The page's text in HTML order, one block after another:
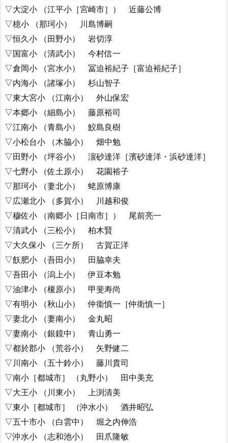
▽大淀小 （江平小［宮崎市］） 近藤公博
▽檍小 （那珂小） 川島博嗣
▽恒久小 （田野小） 岩切淳
▽国富小 （清武小） 今村信一
▽倉岡小 （宮水小） 冨迫裕紀子［富迫裕紀子］
▽内海小 （諸塚小） 杉山智子
▽東大宮小 （江南小） 外山保宏
▽本郷小 （細島小） 藤原裕司
▽江南小 （青島小） 鮫島良樹
▽小松台小 （木脇小） 畑中勉
▽田野小 （坪谷小） 濵砂達洋［濱砂達洋・浜砂達洋］
▽七野小 （佐土原小） 花園裕子
▽那珂小 （妻北小） 蛯原博康
▽広瀬北小 （多賀小） 川越和俊
▽穆佐小 （南郷小［日南市］） 尾前亮一
▽清武小 （三松小） 柏木賢
▽大久保小 （三ケ所） 古賀正洋
▽飫肥小 （吾田小） 田脇幸夫
▽吾田小 （潟上小） 伊豆本勉
▽油津小 （榎原小） 甲斐寿尚
▽有明小 （秋山小） 仲衞慎一［仲衛慎一］
▽妻北小 （妻南小） 金丸昭
▽妻南小 （銀鏡中） 青山勇一
▽都於郡小 （荒谷小） 矢野健二
▽川南小 （五十鈴小） 藤川貴司
▽南小［都城市］ （丸野小） 田中美充
▽大王小 （川東小） 上渕清美
▽東小［都城市］ （沖水小） 酒井昭弘
▽五十市小 （白雲中） 堀之内伸浩
▽沖水小 （志和池小） 田爪隆敏